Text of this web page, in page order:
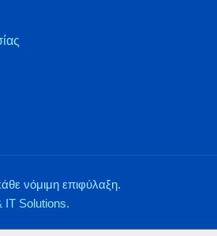
νόμιμη επιφύλαξη.
IT Solutions.